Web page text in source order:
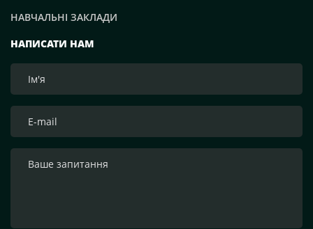
НАПИСАТИ НАМ
НАВЧАЛЬНІ ЗАКЛАДИ